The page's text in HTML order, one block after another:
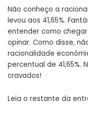
Não conheço a
levou aos 41,65%.
entender como
opinar. Como disse,
racionalidade
percentual de 41,65%.
cravados!
Leia o restante da